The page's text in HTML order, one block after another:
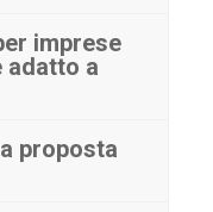
imprese
adatto a
proposta